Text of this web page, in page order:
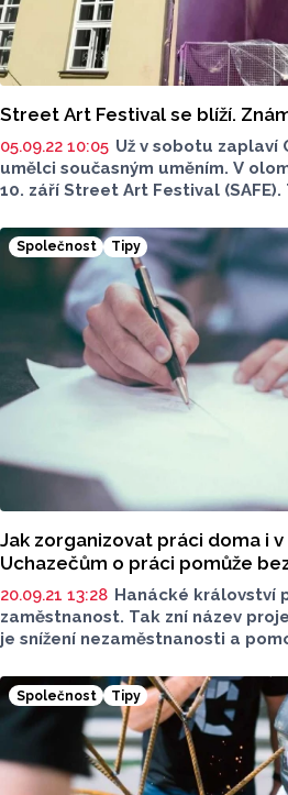
Street Art Festival se blíží.
05.09.22 10:05 Už v sobotu
umělci současným uměním. V
10. září Street Art Festival
Společnost Tipy
Jak zorganizovat práci doma i v
Uchazečům o práci pomůže
20.09.21 13:28 Hanácké království
zaměstnanost. Tak zní název
je snížení nezaměstnanosti a
Projekt je zaměřen na
a terénní pracovní a kariérové
cílených seminářů. Jeden takový
v Grygově u Olomouce a bude
a time management.
Společnost Tipy